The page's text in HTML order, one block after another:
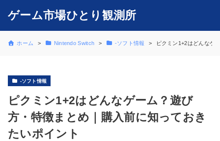
ゲーム市場ひとり観測所
ホーム Nintendo Switch -ソフト情報 ピクミン1+2はどんなゲ
-ソフト情報
ピクミン1+2はどんなゲーム？遊び
方・特徴まとめ｜購入前に知っておき
たいポイント